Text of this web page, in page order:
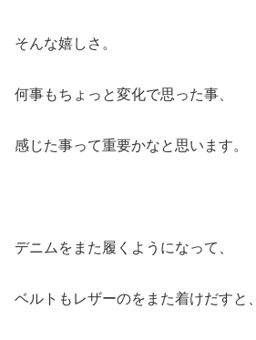
そんな嬉しさ。
何事もちょっと変化で思った事、
感じた事って重要かなと思います。
デニムをまた履くようになって、
ベルトもレザーのをまた着けだすと、